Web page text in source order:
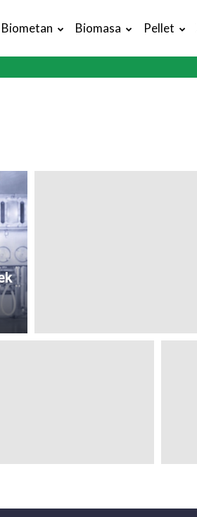
Biometan Biomasa Pellet